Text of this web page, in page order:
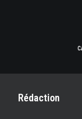
Rédaction